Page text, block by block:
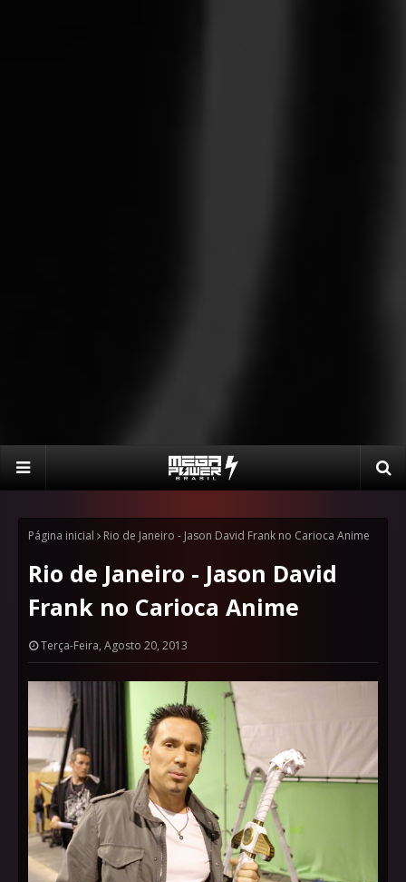
Página inicial Rio de Janeiro - Jason David Frank no Carioca Anime
Rio de Janeiro - Jason David
Frank no Carioca Anime
Terça-Feira, Agosto 20, 2013